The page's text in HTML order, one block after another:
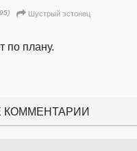
Шустрый эстонец
по плану.